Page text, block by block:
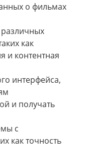
о фильмах
как
и контентная
интерфейса,
и получать
с
как точность